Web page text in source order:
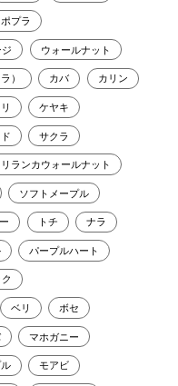
プラ
ウォールナット
） カバ カリン
ケヤキ
サクラ
ランカウォールナット
ソフトメープル
トチ ナラ
パープルハート
ベリ ボセ
マホガニー
モアビ